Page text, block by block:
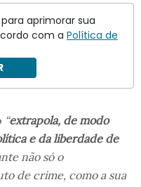
“extrapola, de modo
e da liberdade de
não só o
de crime, como a sua
aprimorar sua
com a Política de